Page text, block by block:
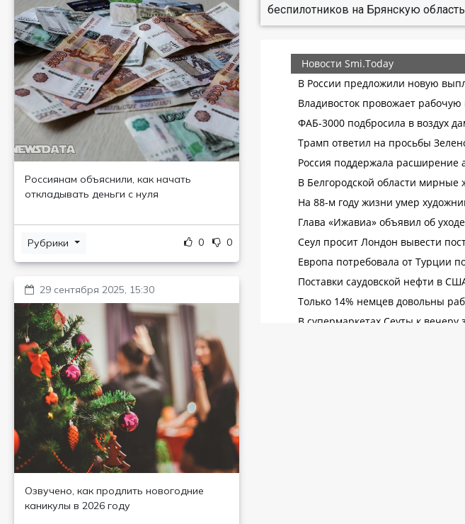
Россиянам объяснили, как начать
откладывать деньги с нуля
Рубрики 0 0
29 сентября 2025, 15:30
Озвучено, как продлить новогодние
каникулы в 2026 году
беспилотников на Брянскую область